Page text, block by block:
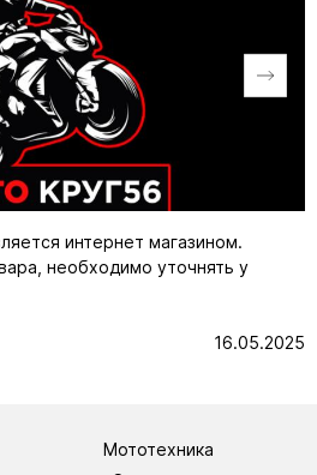
интернет магазином.
необходимо уточнять у
16.05.2025
Мототехника